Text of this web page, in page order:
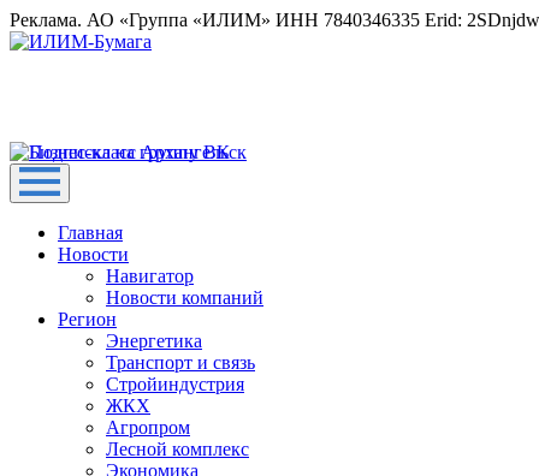
Реклама. АО «Группа «ИЛИМ» ИНН 7840346335 Erid:
Главная
Новости
Навигатор
Новости компаний
Регион
Энергетика
Транспорт и связь
Стройиндустрия
ЖКХ
Агропром
Лесной комплекс
Экономика